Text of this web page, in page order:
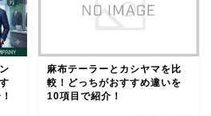
麻布テーラーとカシヤマを比
較！どっちがおすすめ違いを
10項目で紹介！